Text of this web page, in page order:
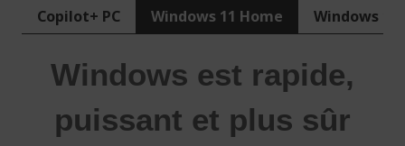
Copilot+ PC Windows 11 Home Windows 11
Windows est rapide,
puissant et plus sûr